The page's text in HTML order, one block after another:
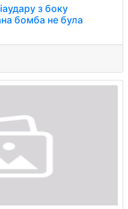
з боку
бомба не була